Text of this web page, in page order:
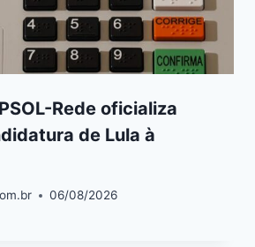
Rede oficializa
de Lula à
06/08/2026